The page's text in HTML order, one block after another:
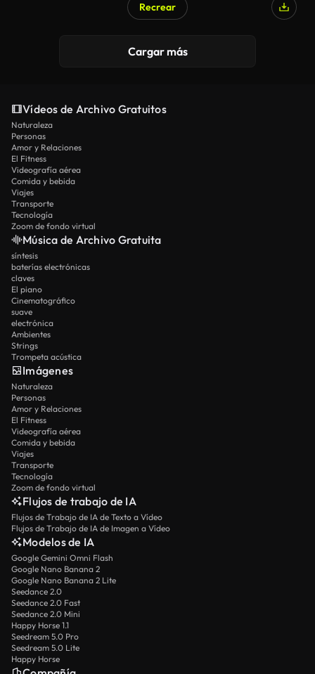
Recrear
Cargar más
Vídeos de Archivo Gratuitos
Naturaleza
Personas
Amor y Relaciones
El Fitness
Videografía aérea
Comida y bebida
Viajes
Transporte
Tecnología
Zoom de fondo virtual
Música de Archivo Gratuita
síntesis
baterías electrónicas
claves
El piano
Cinematográfico
suave
electrónica
Ambientes
Strings
Trompeta acústica
Imágenes
Naturaleza
Personas
Amor y Relaciones
El Fitness
Videografía aérea
Comida y bebida
Viajes
Transporte
Tecnología
Zoom de fondo virtual
Flujos de trabajo de IA
Flujos de Trabajo de IA de Texto a Vídeo
Flujos de Trabajo de IA de Imagen a Vídeo
Modelos de IA
Google Gemini Omni Flash
Google Nano Banana 2
Google Nano Banana 2 Lite
Seedance 2.0
Seedance 2.0 Fast
Seedance 2.0 Mini
Happy Horse 1.1
Seedream 5.0 Pro
Seedream 5.0 Lite
Happy Horse